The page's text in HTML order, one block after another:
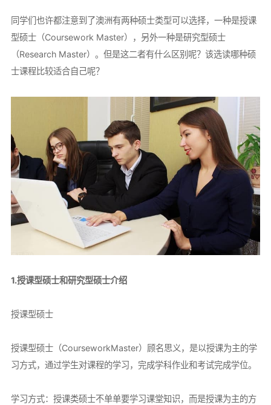
同学们也许都注意到了澳洲有两种硕士类型可以选择，一种是授课
型硕士（Coursework Master），另外一种是研究型硕士
（Research Master）。但是这二者有什么区别呢？该选读哪种硕
士课程比较适合自己呢？
1.授课型硕士和研究型硕士介绍
授课型硕士
授课型硕士（CourseworkMaster）顾名思义，是以授课为主的学
习方式，通过学生对课程的学习，完成学科作业和考试完成学位。
学习方式：授课类硕士不单单要学习课堂知识，而是授课为主的方